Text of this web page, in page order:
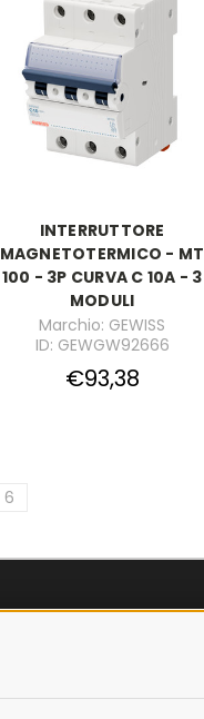
INTERRUTTORE
MAGNETOTERMICO - MT
100 - 3P CURVA C 10A - 3
MODULI
Marchio: GEWISS
ID: GEWGW92666
€93,38
6